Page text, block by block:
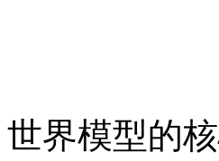
世界模型的